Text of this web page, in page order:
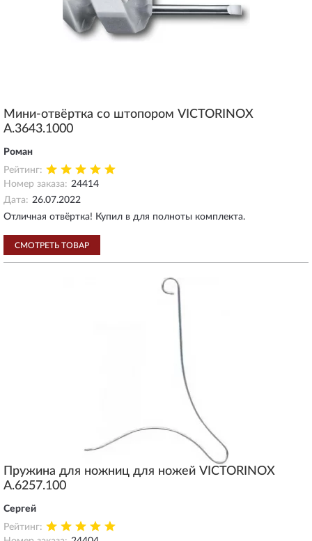
Мини-отвёртка со штопором VICTORINOX
A.3643.1000
Роман
Рейтинг:
Номер заказа: 24414
Дата: 26.07.2022
Отличная отвёртка! Купил в для полноты комплекта.
СМОТРЕТЬ ТОВАР
Пружина для ножниц для ножей VICTORINOX
A.6257.100
Сергей
Рейтинг: